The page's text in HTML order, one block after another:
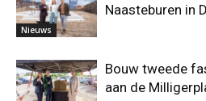
Nieuws
Naasteburen in
Bouw tweede
aan de